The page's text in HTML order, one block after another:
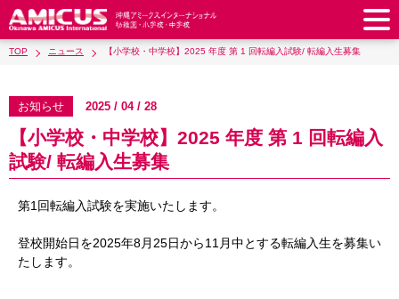
教育理念
教職員紹介 校歌・校章
アミークス・サマースクール
学校施設紹介 学費・諸費一覧
沿革・概要 採用情報
幼稚園
幼稚園 預かり保育
制服 サポートランチ
入園・入学について
小学校
サポートランチ
中学校 キッズ／ジュニアクラブ
放課後学習クラブ
入園・入学について
TOP ニュース 【小学校・中学校】2025 年度 第 1 回転編入試験/ 転編入生募集
お知らせ 2025 / 04 / 28
【小学校・中学校】2025 年度 第 1 回転編入
試験/ 転編入生募集
第1回転編入試験を実施いたします。
登校開始日を2025年8月25日から11月中とする転編入生を募集い
たします。